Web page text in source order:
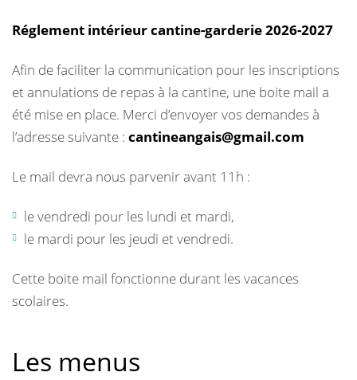
Réglement intérieur cantine-garderie 2026-2027
Afin de faciliter la communication pour les inscriptions
et annulations de repas à la cantine, une boite mail a
été mise en place. Merci d’envoyer vos demandes à
l’adresse suivante : cantineangais@gmail.com
Le mail devra nous parvenir avant 11h :
le vendredi pour les lundi et mardi,
le mardi pour les jeudi et vendredi.
Cette boite mail fonctionne durant les vacances
scolaires.
Les menus